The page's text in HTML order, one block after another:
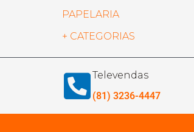
PAPELARIA
+ CATEGORIAS
Televendas
(81) 3236-4447